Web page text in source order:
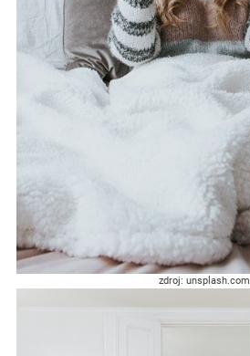
zdroj: unsplash.com